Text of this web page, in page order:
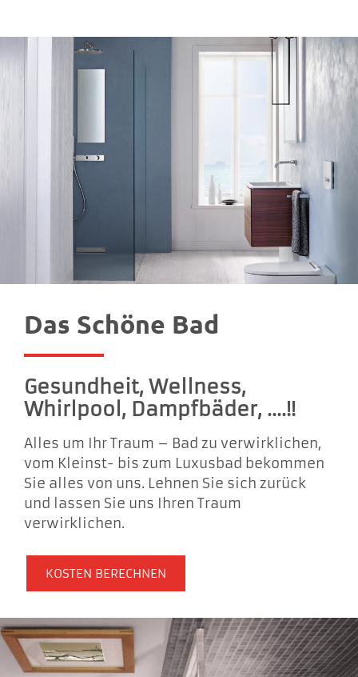
Das Schöne Bad
Gesundheit, Wellness,
Whirlpool, Dampfbäder, ….!!
Alles um Ihr Traum – Bad zu verwirklichen,
vom Kleinst- bis zum Luxusbad bekommen
Sie alles von uns. Lehnen Sie sich zurück
und lassen Sie uns Ihren Traum
verwirklichen.
KOSTEN BERECHNEN